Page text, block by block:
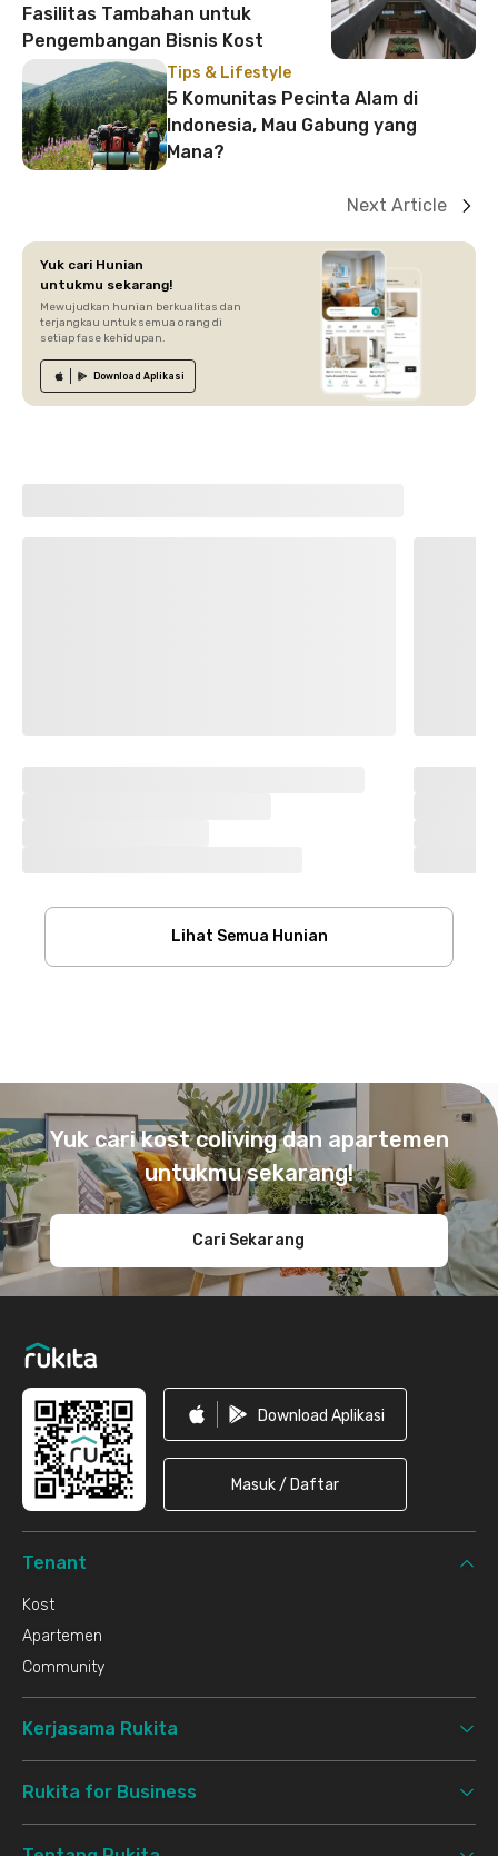
Fasilitas Tambahan untuk
Pengembangan Bisnis Kost
Tips & Lifestyle
5 Komunitas Pecinta Alam di
Indonesia, Mau Gabung yang
Mana?
Next Article
Yuk cari Hunian
untukmu sekarang!
Mewujudkan hunian berkualitas dan
terjangkau untuk semua orang di
setiap fase kehidupan.
Download Aplikasi
Lihat Semua Hunian
Yuk cari kost coliving dan apartemen
untukmu sekarang!
Cari Sekarang
Download Aplikasi
Masuk / Daftar
Tenant
Kost
Apartemen
Community
Kerjasama Rukita
Rukita for Business